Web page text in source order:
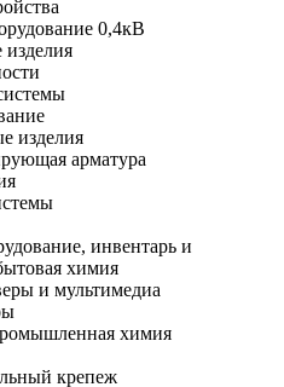
0,4кВ
изделия
изделия
арматура
инвентарь и
химия
и мультимедиа
химия
крепеж